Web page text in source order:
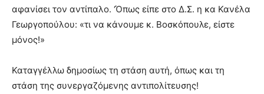
αφανίσει τον αντίπαλο. ‘Όπως είπε στο Δ.Σ. η κα Κανέλα
Γεωργοπούλου: «τι να κάνουμε κ. Βοσκόπουλε, είστε
μόνος!»
Καταγγέλλω δημοσίως τη στάση αυτή, όπως και τη
στάση της συνεργαζόμενης αντιπολίτευσης!